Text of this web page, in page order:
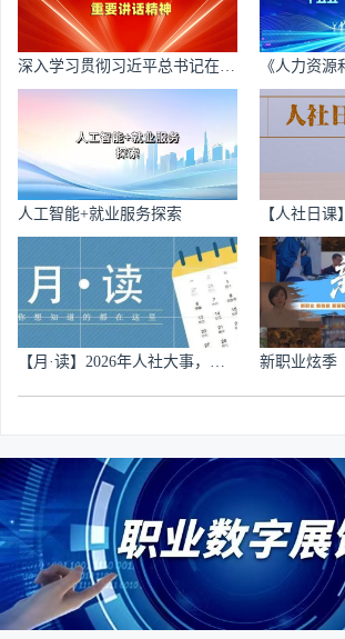
赋能技能成才！全力推进“职业技能
合发展新模式
数智驱动 开创人社信息化发展新
力资源和社会保...
一份图鉴带你看懂第48届世界技能
多措并举护航灵活就业、新就业形
人力资源社会保障部面向社会公开
关于对拟发布船舶岸基管理工程技
业信息进行公示...
就业指导进校园
关于公开征求《直播带岗服务规范
意见的公示
关于参与青年群体康养领域就业创
项目的函
关于印发第四届公共就业服务专项
国赛技术文件的...
深入学习贯彻习近平总书记在中
共中央政治局第十四次集体学习
《人力资源
“十五五”规
人工智能+就业服务探索
【人社日课
实用小知识
【月·读】2026年人社大事，你
新职业炫季